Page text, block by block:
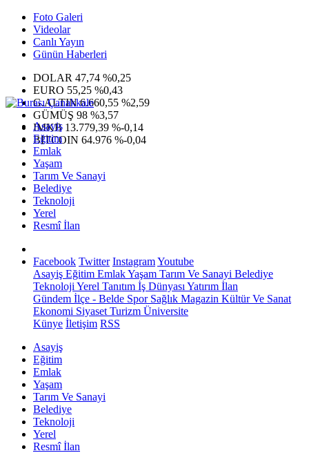
Foto Galeri
Videolar
Canlı Yayın
Günün Haberleri
DOLAR 47,74 %0,25
EURO 55,25 %0,43
G.ALTIN6.660,55 %2,59
GÜMÜŞ 98 %3,57
IMKB 13.779,39 %-0,14
BITCOIN 64.976 %-0,04
Asayiş
Eğitim
Emlak
Yaşam
Tarım Ve Sanayi
Belediye
Teknoloji
Yerel
Resmî İlan
Facebook Twitter InstagramYoutube
Asayiş Eğitim EmlakYaşam Tarım Ve Sanayi Belediye
Teknoloji Yerel Tanıtım İş Dünyası Yatırım İlan
Gündem İlçe - Belde SporSağlık Magazin Kültür Ve Sanat
Ekonomi Siyaset Turizm Üniversite
Künye İletişim RSS
Asayiş
Eğitim
Emlak
Yaşam
Tarım Ve Sanayi
Belediye
Teknoloji
Yerel
Resmî İlan